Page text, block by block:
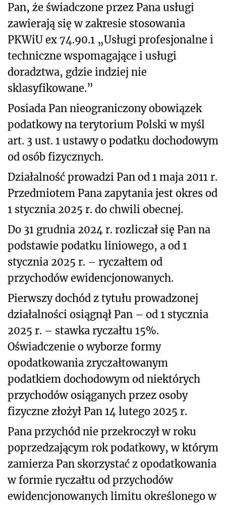
Pan, że świadczone przez Pana usługi
zawierają się w zakresie stosowania
PKWiU ex 74.90.1 „Usługi profesjonalne i
techniczne wspomagające i usługi
doradztwa, gdzie indziej nie
sklasyfikowane.”
Posiada Pan nieograniczony obowiązek
podatkowy na terytorium Polski w myśl
art. 3 ust. 1 ustawy o podatku dochodowym
od osób fizycznych.
Działalność prowadzi Pan od 1 maja 2011 r.
Przedmiotem Pana zapytania jest okres od
1 stycznia 2025 r. do chwili obecnej.
Do 31 grudnia 2024 r. rozliczał się Pan na
podstawie podatku liniowego, a od 1
stycznia 2025 r. – ryczałtem od
przychodów ewidencjonowanych.
Pierwszy dochód z tytułu prowadzonej
działalności osiągnął Pan – od 1 stycznia
2025 r. – stawka ryczałtu 15%.
Oświadczenie o wyborze formy
opodatkowania zryczałtowanym
podatkiem dochodowym od niektórych
przychodów osiąganych przez osoby
fizyczne złożył Pan 14 lutego 2025 r.
Pana przychód nie przekroczył w roku
poprzedzającym rok podatkowy, w którym
zamierza Pan skorzystać z opodatkowania
w formie ryczałtu od przychodów
ewidencjonowanych limitu określonego w